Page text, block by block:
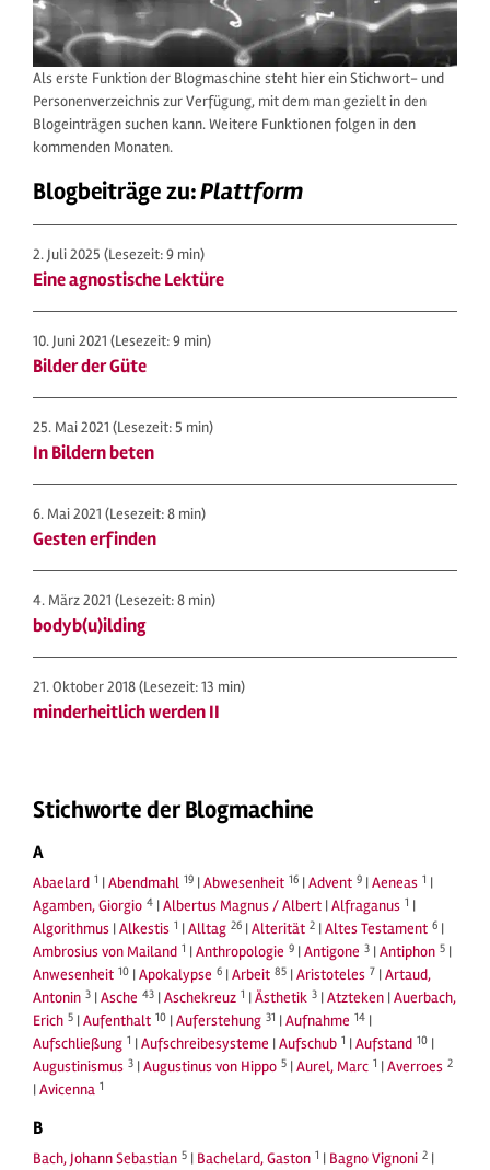
Als erste Funktion der Blogmaschine steht hier ein Stichwort- und
Personenverzeichnis zur Verfügung, mit dem man gezielt in den
Blogeinträgen suchen kann. Weitere Funktionen folgen in den
kommenden Monaten.
Blogbeiträge zu:Plattform
2. Juli 2025 (Lesezeit: 9 min)
Eine agnostische Lektüre
10. Juni 2021 (Lesezeit: 9 min)
Bilder der Güte
25. Mai 2021 (Lesezeit: 5 min)
In Bildern beten
6. Mai 2021 (Lesezeit: 8 min)
Gesten erfinden
4. März 2021 (Lesezeit: 8 min)
bodyb(u)ilding
21. Oktober 2018(Lesezeit: 13 min)
minderheitlich werden II
Stichworte der Blogmachine
A
Abaelard 1 |Abendmahl 19 |Abwesenheit 16 |Advent 9 |Aeneas 1 |
Agamben, Giorgio 4 |Albertus Magnus / Albert |Alfraganus 1 |
Algorithmus |Alkestis 1 |Alltag 26 |Alterität 2 |Altes Testament 6 |
Ambrosius von Mailand 1 |Anthropologie 9 |Antigone 3 |Antiphon 5 |
Anwesenheit 10 |Apokalypse 6 |Arbeit 85 |Aristoteles 7 |Artaud,
Antonin 3 |Asche 43 |Aschekreuz 1 |Ästhetik 3 |Atzteken |Auerbach,
Erich 5 |Aufenthalt 10 |Auferstehung 31 |Aufnahme 14 |
Aufschließung 1 |Aufschreibesysteme |Aufschub 1 |Aufstand 10 |
Augustinismus 3 |Augustinus von Hippo 5 |Aurel, Marc 1 |Averroes 2
|Avicenna 1
B
Bach, Johann Sebastian 5 | Bachelard, Gaston 1 | Bagno Vignoni 2 |